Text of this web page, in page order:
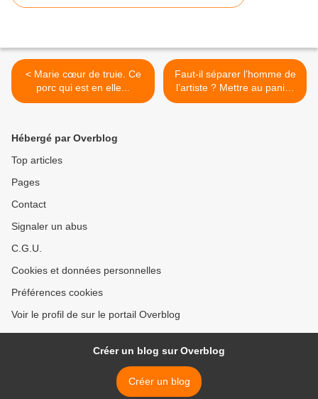
< Marie cœur de truie. Ce
porc qui est en elle...
Faut-il séparer l’homme de
l’artiste ? Mettre au panier
les œuvres de ceux qu’on
Hébergé par Overblog
Top articles
Pages
Contact
Signaler un abus
C.G.U.
Cookies et données personnelles
Préférences cookies
Voir le profil de sur le portail Overblog
Créer un blog sur Overblog
Créer un blog